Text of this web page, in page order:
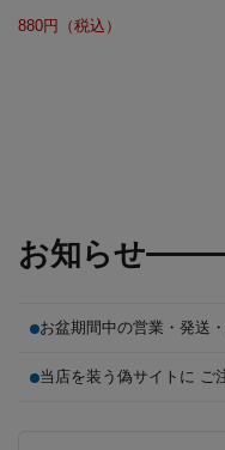
880円（税込）
お知らせ
お盆期間中の営業・発送
当店を装う偽サイトに ご